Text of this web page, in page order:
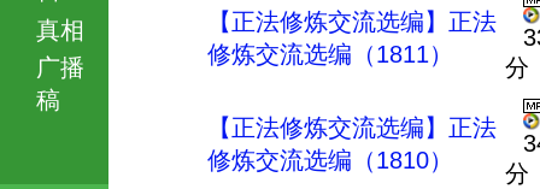
真相
广播
稿
【正法修炼交流选编】正法
修炼交流选编（1811）
分
【正法修炼交流选编】正法
修炼交流选编（1810）
分